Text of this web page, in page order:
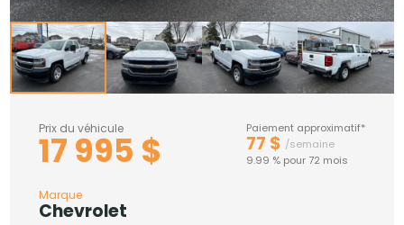
Prix du véhicule
17 995 $
Paiement approximatif*
77 $ /semaine
9.99 % pour 72 mois
Marque
Chevrolet